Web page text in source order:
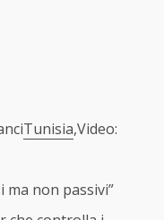
Tunisia,Video:
ma non passivi”